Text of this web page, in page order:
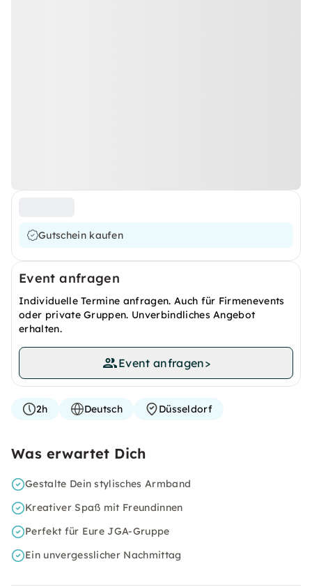
Gutschein kaufen
Event anfragen
Individuelle Termine anfragen. Auch für Firmenevents
oder private Gruppen. Unverbindliches Angebot
erhalten.
Event anfragen>
2h Deutsch Düsseldorf
Was erwartet Dich
Gestalte Dein stylisches Armband
Kreativer Spaß mit Freundinnen
Perfekt für Eure JGA-Gruppe
Ein unvergesslicher Nachmittag